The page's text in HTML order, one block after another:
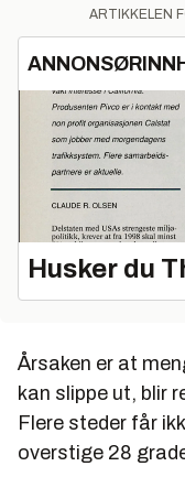
ARTIKKELEN
Husker du
Årsaken er at
kan slippe ut, blir
Flere steder får
overstige 28